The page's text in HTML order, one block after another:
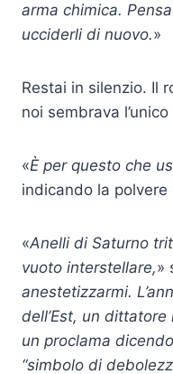
arma chimica.
ucciderli di nuovo.»
Restai in silenzio. Il
noi sembrava
«È per questo che
indicando la polvere
«Anelli di Saturno
vuoto interstellare,»
anestetizzarmi.
dell’Est, un
un proclama
“simbolo di